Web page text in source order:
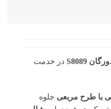
S8089در خدمت
با طرح مربعی جلوه